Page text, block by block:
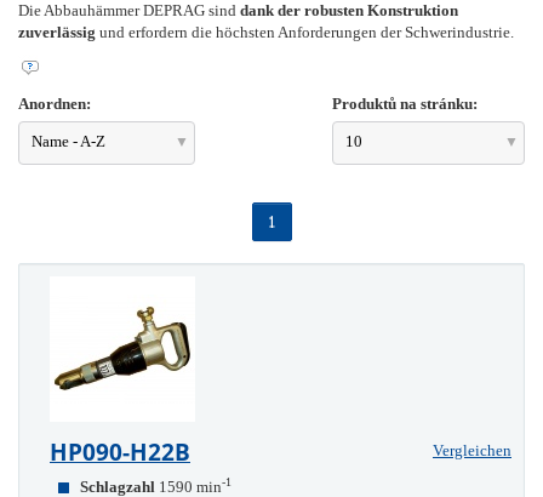
Die Abbauhämmer DEPRAG sind dank der robusten Konstruktion
zuverlässig und erfordern die höchsten Anforderungen der Schwerindustrie.
Anordnen:
Name - A-Z
Produktů na stránku:
10
1
HP090-H22B
Vergleichen
Schlagzahl 1590 min-1